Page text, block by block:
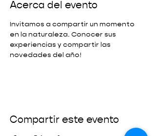
Acerca del evento
Invitamos a compartir un momento
en la naturaleza. Conocer sus
experiencias y compartir las
novedades del año!
Compartir este evento